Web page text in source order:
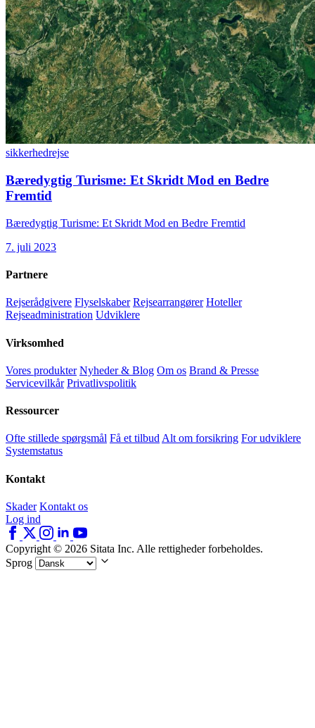
sikkerhedrejse
Bæredygtig Turisme: Et Skridt Mod en Bedre
Fremtid
Bæredygtig Turisme: Et Skridt Mod en Bedre Fremtid
7. juli 2023
Partnere
Rejserådgivere Flyselskaber Rejsearrangører Hoteller
Rejseadministration Udviklere
Virksomhed
Vores produkter Nyheder & Blog Om os Brand & Presse
Servicevilkår Privatlivspolitik
Ressourcer
Ofte stillede spørgsmål Få et tilbud Alt om forsikring For udviklere
Systemstatus
Kontakt
Skader Kontakt os
Log ind
Copyright © 2026 Sitata Inc. Alle rettigheder forbeholdes.
Sprog